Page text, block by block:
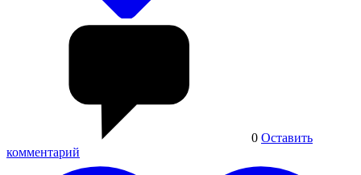
0 Оставить
комментарий